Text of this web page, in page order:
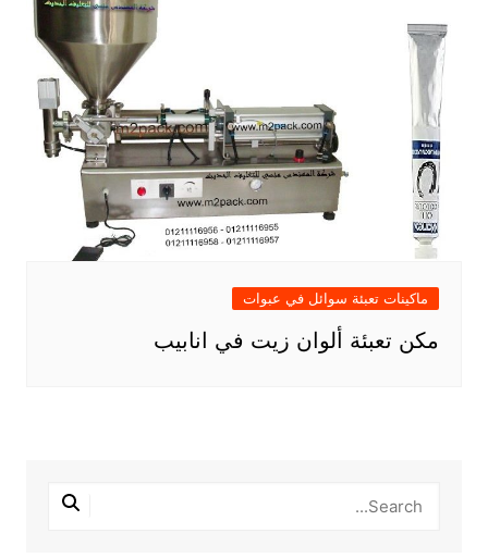
ماكينات تعبئة سوائل في عبوات
مكن تعبئة ألوان زيت في انابيب